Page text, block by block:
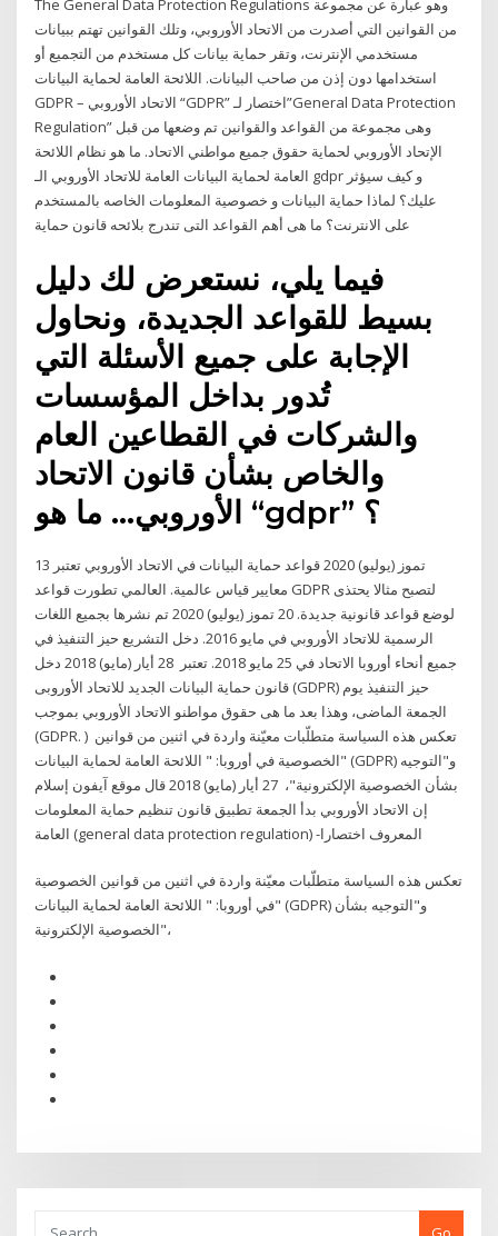
The General Data Protection Regulations وهو عبارة عن مجموعة
من القوانين التي أصدرت من الاتحاد الأوروبي، وتلك القوانين تهتم ببيانات
مستخدمي الإنترنت، وتقر حماية بيانات كل مستخدم من التجميع أو
استخدامها دون إذن من صاحب البيانات. اللائحة العامة لحماية البيانات
GDPR – الاتحاد الأوروبي “GDPR” اختصار لـ”General Data Protection
Regulation” وهى مجموعة من القواعد والقوانين تم وضعها من قبل
الإتحاد الأوروبي لحماية حقوق جميع مواطني الاتحاد. ما هو نظام اللائحة
العامة لحماية البيانات العامة للاتحاد الأوروبي الـ gdpr و كيف سيؤثر
عليك؟ لماذا حماية البيانات و خصوصية المعلومات الخاصه بالمستخدم
على الانترنت؟ ما هى أهم القواعد التى تندرج بلائحه قانون حماية
فيما يلي، نستعرض لك دليل
بسيط للقواعد الجديدة، ونحاول
الإجابة على جميع الأسئلة التي
تُدور بداخل المؤسسات
والشركات في القطاعين العام
والخاص بشأن قانون الاتحاد
الأوروبي… ما هو “gdpr” ؟
13 تموز (يوليو) 2020 قواعد حماية البيانات في الاتحاد الأوروبي تعتبر
معايير قياس عالمية. العالمي تطورت قواعد GDPR لتصبح مثالا يحتذى
لوضع قواعد قانونية جديدة. 20 تموز (يوليو) 2020 تم نشرها بجميع اللغات
الرسمية للاتحاد الأوروبي في مايو 2016. دخل التشريع حيز التنفيذ في
جميع أنحاء أوروبا الاتحاد في 25 مايو 2018. تعتبر 28 أيار (مايو) 2018 دخل
قانون حماية البيانات الجديد للاتحاد الأوروبى (GDPR) حيز التنفيذ يوم
الجمعة الماضى، وهذا بعد ما هى حقوق مواطنو الاتحاد الأوروبي بموجب
(GDPR. ) تعكس هذه السياسة متطلّبات معيّنة واردة في اثنين من قوانين
الخصوصية في أوروبا: " اللائحة العامة لحماية البيانات" (GDPR) و"التوجيه
بشأن الخصوصية الإلكترونية"، 27 أيار (مايو) 2018 قال موقع آيفون إسلام
إن الاتحاد الأوروبي بدأ الجمعة تطبيق قانون تنظيم حماية المعلومات
تعكس هذه السياسة متطلّبات معيّنة واردة في اثنين من قوانين الخصوصية
في أوروبا: " اللائحة العامة لحماية البيانات" (GDPR) و"التوجيه بشأن
الخصوصية الإلكترونية"،